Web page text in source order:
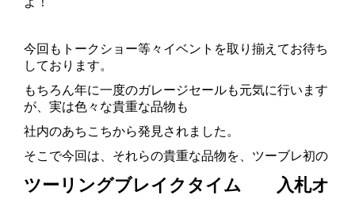
今回もトークショー等々イベントを取り揃えてお待ち
しております。
もちろん年に一度のガレージセールも元気に行います
が、実は色々な貴重な品物も
社内のあちこちから発見されました。
そこで今回は、それらの貴重な品物を、ツーブレ初の
ツーリングブレイクタイム 入札オ